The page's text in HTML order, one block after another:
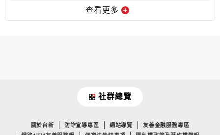
金靈活運用，還能讓您獲取更高的利息回
報。
(3)帳戶存款餘額如未達起息點新臺幣
查看更多
社群總覽
關於台新 防詐宣導專區 網站導覽
友善金融服務專區